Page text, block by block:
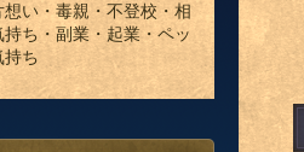
想い・毒親・不登校・相
持ち・副業・起業・ペッ
持ち